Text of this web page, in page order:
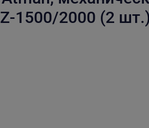
1500/2000 (2